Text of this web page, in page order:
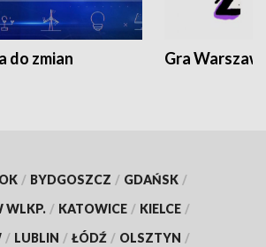
do zmian Gra
/ BYDGOSZCZ / GDAŃSK /
WLKP. / KATOWICE / KIELCE /
/ LUBLIN / ŁÓDŹ / OLSZTYN /